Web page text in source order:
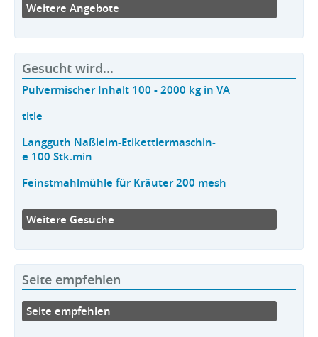
Weitere Angebote
Gesucht wird...
Pulvermischer Inhalt 100 - 2000 kg in VA
title
Langguth Naßleim-Etikettiermaschin-
e 100 Stk.min
Feinstmahlmühle für Kräuter 200 mesh
Weitere Gesuche
Seite empfehlen
Seite empfehlen